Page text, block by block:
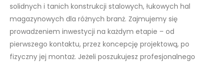
solidnych i tanich konstrukcji stalowych, łukowych hal
magazynowych dla różnych branż. Zajmujemy się
prowadzeniem inwestycji na każdym etapie – od
pierwszego kontaktu, przez koncepcję projektową, po
fizyczny jej montaż. Jeżeli poszukujesz profesjonalnego